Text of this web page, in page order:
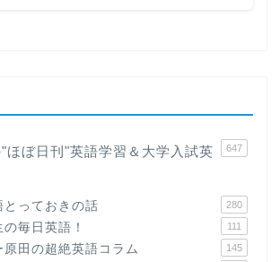
ほぼ日刊"英語学習＆大学入試英
647
とっておきの話 280
毎日英語！ 111
原田の超絶英語コラム 145